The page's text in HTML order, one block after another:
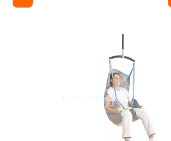
Do 95% dofinansowania